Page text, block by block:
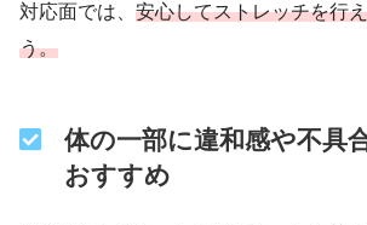
対応面では、 安心してストレッチを行
う。
体の一部に違和感や不具
おすすめ